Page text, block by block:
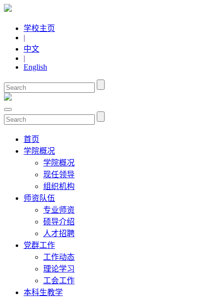
学校主页
|
中文
|
English
首页
学院概况
学院概况
现任领导
组织机构
师资队伍
专业师资
硕导介绍
人才招聘
党群工作
工作动态
理论学习
工会工作
本科生教学